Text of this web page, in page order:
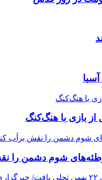
بازی با هنگ‌کنگ
شوم دشمن را